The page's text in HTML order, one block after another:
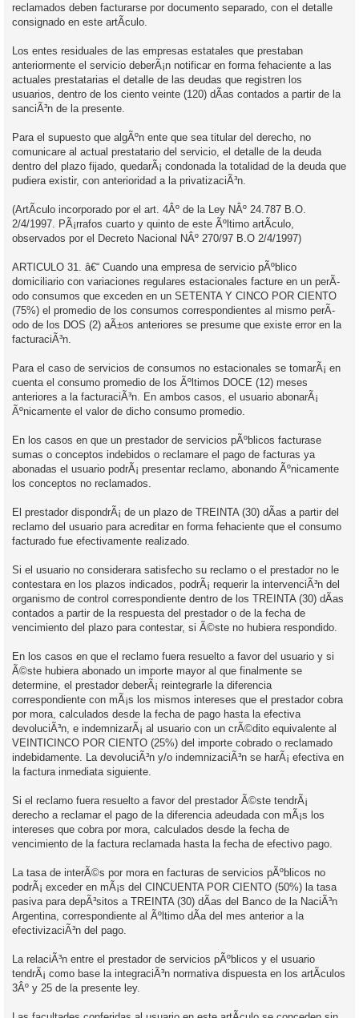
reclamados deben facturarse por documento separado, con el detalle
consignado en este artÃ­culo.
Los entes residuales de las empresas estatales que prestaban
anteriormente el servicio deberÃ¡n notificar en forma fehaciente a las
actuales prestatarias el detalle de las deudas que registren los
usuarios, dentro de los ciento veinte (120) dÃ­as contados a partir de la
sanciÃ³n de la presente.
Para el supuesto que algÃºn ente que sea titular del derecho, no
comunicare al actual prestatario del servicio, el detalle de la deuda
dentro del plazo fijado, quedarÃ¡ condonada la totalidad de la deuda que
pudiera existir, con anterioridad a la privatizaciÃ³n.
(ArtÃ­culo incorporado por el art. 4Âº de la Ley NÂº 24.787 B.O.
2/4/1997. PÃ¡rrafos cuarto y quinto de este Ãºltimo artÃ­culo,
observados por el Decreto Nacional NÂº 270/97 B.O 2/4/1997)
ARTICULO 31. â€“ Cuando una empresa de servicio pÃºblico
domiciliario con variaciones regulares estacionales facture en un perÃ­
odo consumos que exceden en un SETENTA Y CINCO POR CIENTO
(75%) el promedio de los consumos correspondientes al mismo perÃ­
odo de los DOS (2) aÃ±os anteriores se presume que existe error en la
facturaciÃ³n.
Para el caso de servicios de consumos no estacionales se tomarÃ¡ en
cuenta el consumo promedio de los Ãºltimos DOCE (12) meses
anteriores a la facturaciÃ³n. En ambos casos, el usuario abonarÃ¡
Ãºnicamente el valor de dicho consumo promedio.
En los casos en que un prestador de servicios pÃºblicos facturase
sumas o conceptos indebidos o reclamare el pago de facturas ya
abonadas el usuario podrÃ¡ presentar reclamo, abonando Ãºnicamente
los conceptos no reclamados.
El prestador dispondrÃ¡ de un plazo de TREINTA (30) dÃ­as a partir del
reclamo del usuario para acreditar en forma fehaciente que el consumo
facturado fue efectivamente realizado.
Si el usuario no considerara satisfecho su reclamo o el prestador no le
contestara en los plazos indicados, podrÃ¡ requerir la intervenciÃ³n del
organismo de control correspondiente dentro de los TREINTA (30) dÃ­as
contados a partir de la respuesta del prestador o de la fecha de
vencimiento del plazo para contestar, si Ã©ste no hubiera respondido.
En los casos en que el reclamo fuera resuelto a favor del usuario y si
Ã©ste hubiera abonado un importe mayor al que finalmente se
determine, el prestador deberÃ¡ reintegrarle la diferencia
correspondiente con mÃ¡s los mismos intereses que el prestador cobra
por mora, calculados desde la fecha de pago hasta la efectiva
devoluciÃ³n, e indemnizarÃ¡ al usuario con un crÃ©dito equivalente al
VEINTICINCO POR CIENTO (25%) del importe cobrado o reclamado
indebidamente. La devoluciÃ³n y/o indemnizaciÃ³n se harÃ¡ efectiva en
la factura inmediata siguiente.
Si el reclamo fuera resuelto a favor del prestador Ã©ste tendrÃ¡
derecho a reclamar el pago de la diferencia adeudada con mÃ¡s los
intereses que cobra por mora, calculados desde la fecha de
vencimiento de la factura reclamada hasta la fecha de efectivo pago.
La tasa de interÃ©s por mora en facturas de servicios pÃºblicos no
podrÃ¡ exceder en mÃ¡s del CINCUENTA POR CIENTO (50%) la tasa
pasiva para depÃ³sitos a TREINTA (30) dÃ­as del Banco de la NaciÃ³n
Argentina, correspondiente al Ãºltimo dÃ­a del mes anterior a la
efectivizaciÃ³n del pago.
La relaciÃ³n entre el prestador de servicios pÃºblicos y el usuario
tendrÃ¡ como base la integraciÃ³n normativa dispuesta en los artÃ­culos
3Âº y 25 de la presente ley.